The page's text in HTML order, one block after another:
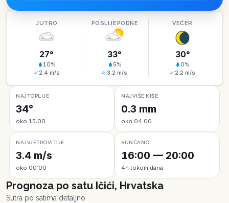
JUTRO
27°
10%
2.4 m/s
POSLIJEPODNE
33°
5%
3.2 m/s
VEČER
30°
0%
2.2 m/s
NAJTOPLIJE
34°
oko 15:00
NAJVIŠE KIŠE
0.3 mm
oko 04:00
NAJVJETROVITIJE
3.4 m/s
oko 00:00
SUNČANO
16:00 — 20:00
4h tokom dana
Prognoza po satu Ičići, Hrvatska
Sutra po satima detaljno